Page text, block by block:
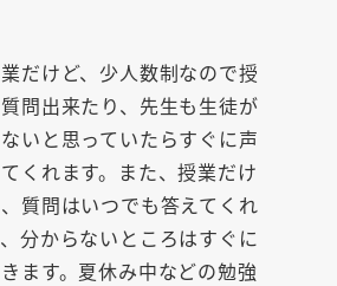
だけど、少人数制なので授
問出来たり、先生も生徒が
いと思っていたらすぐに声
くれます。また、授業だけ
質問はいつでも答えてくれ
分からないところはすぐに
ます。夏休み中などの勉強